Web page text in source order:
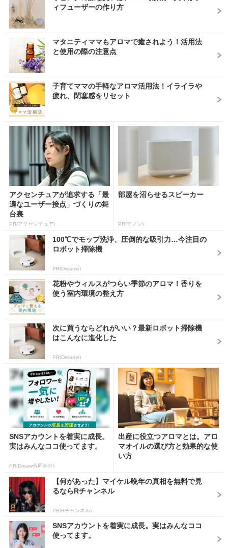
ィフューザーの作り方
マタニティママもアロマで癒されよう！活用法
と使用の際の注意点
子育てママの手軽なアロマ活用法！イライラや
疲れ、閉塞感をリセット
アクセンチュアが追求する「最
適なユーザー接点」づくりの舞
台裏
PR(アクセンチュア)
部屋を沼らせるスピーカー
PR(デノン)
100℃でモップ洗浄、圧倒的な吸引力…今注目の
ロボット掃除機
PR(Dreame)
花粉やウィルスがつらい季節のアロマ！香りを
使う室内環境の整え方
次に買うならどれがいい？最新ロボット掃除機
はこんなに進化した
PR(Dreame)
SNSアカウントを着実に成長。
実はみんなココ使ってます。
PR(Dreaw合同会社)
出産に役立つアロマとは。アロ
マオイルの選び方と効果的な使
い方
【何があった】マイケル晩年の真相を無料で見
るならRチャンネル
PR(Rチャンネル)
SNSアカウントを着実に成長。実はみんなココ
使ってます。